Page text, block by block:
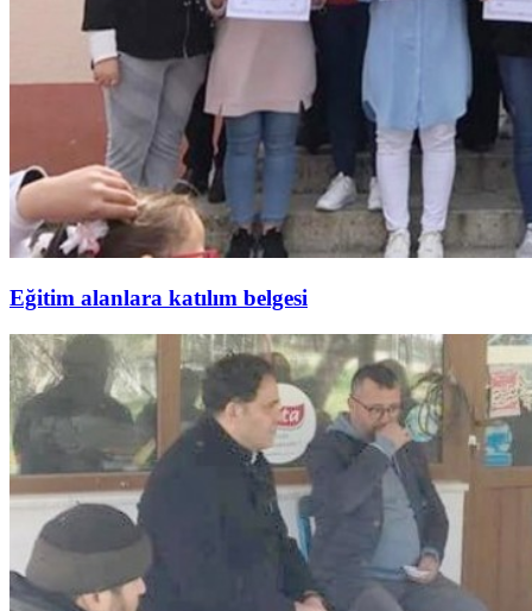
Eğitim alanlara katılım belgesi